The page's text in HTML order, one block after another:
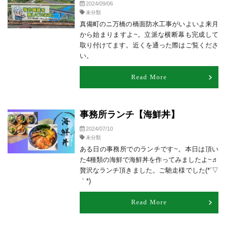
2024/09/06
未分類
真備町のニ万橋の橋面防水工事がいよいよ来月
から始まりますよ~。立派な横断幕も完成して
取り付けてます。近くを通った際はご覧くださ
い。
Read More
事務所ランチ【海鮮丼】
2024/07/10
未分類
ある日の事務所でのランチです~。本日は頂い
た4種類の海鮮で海鮮丼を作ってみましたよ~♬
贅沢なランチ頂きました。ご馳走様でした(*´▽
｀*)
Read More